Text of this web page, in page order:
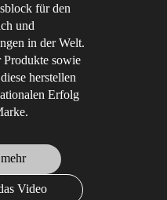
für den
und
in der Welt.
Produkte sowie
herstellen
Erfolg
Video